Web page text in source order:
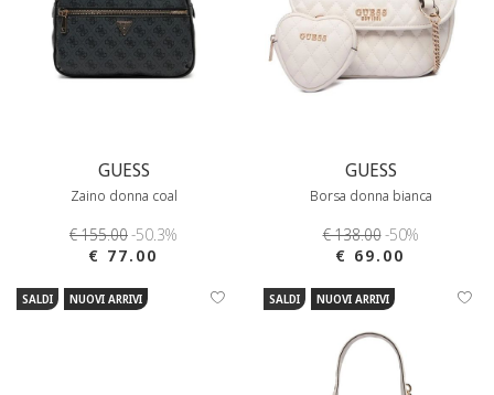
GUESS
Zaino donna coal
€ 155.00-50.3%
€ 77.00
GUESS
Borsa donna bianca
€ 138.00-50%
€ 69.00
SALDI NUOVI ARRIVI SALDI NUOVI ARRIVI